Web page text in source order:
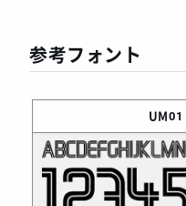
参考フォント
UM01